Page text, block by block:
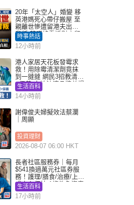
20年「太空人」婚變 移
英港媽死心帶仔搬屋 至
親離世慘遭留港夫出軌
背叛 苦嘆終看透對方留
港「真相」｜Juicy叮
時事熱話
12小時前
港人家居天花板發霉求
救！用除霉清潔劑竟抹
到一撻撻 網民3招教清潔
+保養 本地油漆品牌曾提
醒勿用1物防變色
生活百科
14小時前
謝偉俊夫婦擬效法蔡瀾
｜周顯
投資理財
2026-08-07 06:00 HKT
長者社區服務券｜每月
$541換過萬元社區券服
務！護理/膳食/治療/上門
或中心任揀 1條件免資產
審查（附申請資格及教
學）
生活百科
17小時前